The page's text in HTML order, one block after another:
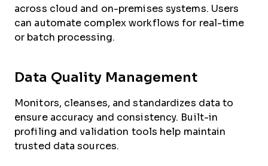
across cloud and on-premises systems. Users
can automate complex workflows for real-time
or batch processing.
Data Quality Management
Monitors, cleanses, and standardizes data to
ensure accuracy and consistency. Built-in
profiling and validation tools help maintain
trusted data sources.